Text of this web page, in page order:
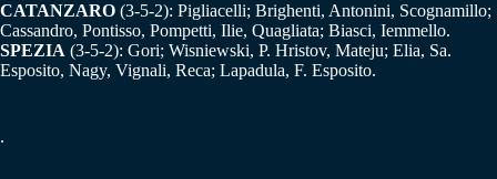
CATANZARO (3-5-2): Pigliacelli; Brighenti, Antonini, Scognamillo;
Cassandro, Pontisso, Pompetti, Ilie, Quagliata; Biasci, Iemmello.
SPEZIA (3-5-2): Gori; Wisniewski, P. Hristov, Mateju; Elia, Sa.
Esposito, Nagy, Vignali, Reca; Lapadula, F. Esposito.
.